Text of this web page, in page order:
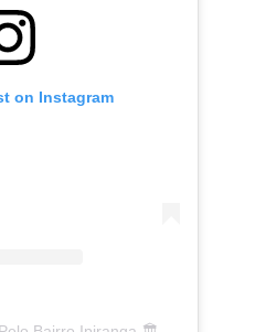
on Instagram